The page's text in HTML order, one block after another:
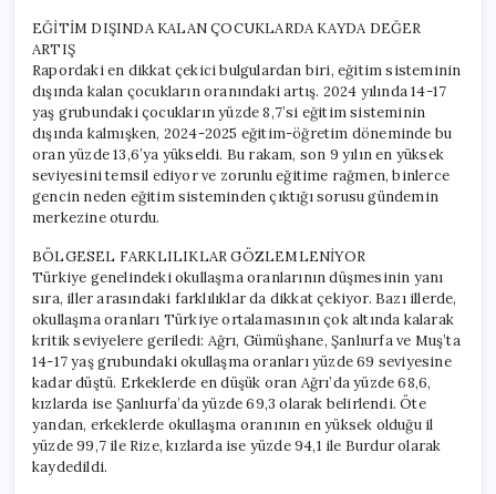
EĞİTİM DIŞINDA KALAN ÇOCUKLARDA KAYDA DEĞER
ARTIŞ
Rapordaki en dikkat çekici bulgulardan biri, eğitim sisteminin
dışında kalan çocukların oranındaki artış. 2024 yılında 14-17
yaş grubundaki çocukların yüzde 8,7’si eğitim sisteminin
dışında kalmışken, 2024-2025 eğitim-öğretim döneminde bu
oran yüzde 13,6’ya yükseldi. Bu rakam, son 9 yılın en yüksek
seviyesini temsil ediyor ve zorunlu eğitime rağmen, binlerce
gencin neden eğitim sisteminden çıktığı sorusu gündemin
merkezine oturdu.
BÖLGESEL FARKLILIKLAR GÖZLEMLENİYOR
Türkiye genelindeki okullaşma oranlarının düşmesinin yanı
sıra, iller arasındaki farklılıklar da dikkat çekiyor. Bazı illerde,
okullaşma oranları Türkiye ortalamasının çok altında kalarak
kritik seviyelere geriledi: Ağrı, Gümüşhane, Şanlıurfa ve Muş’ta
14-17 yaş grubundaki okullaşma oranları yüzde 69 seviyesine
kadar düştü. Erkeklerde en düşük oran Ağrı’da yüzde 68,6,
kızlarda ise Şanlıurfa’da yüzde 69,3 olarak belirlendi. Öte
yandan, erkeklerde okullaşma oranının en yüksek olduğu il
yüzde 99,7 ile Rize, kızlarda ise yüzde 94,1 ile Burdur olarak
kaydedildi.